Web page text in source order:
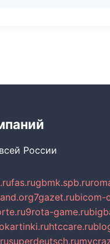
России
fas.rugbmk.spb.ru
7gazet.rubicom-
9rota-game.ru
htccare.ru
superdeutsch.ru